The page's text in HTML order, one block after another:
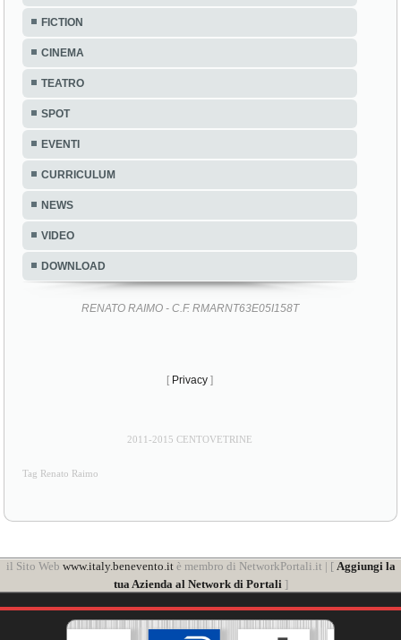
FICTION
CINEMA
TEATRO
SPOT
EVENTI
CURRICULUM
NEWS
VIDEO
DOWNLOAD
RENATO RAIMO - C.F. RMARNT63E05I158T
[ Privacy ]
2011-2015 CENTOVETRINE
Tag Renato Raimo
il Sito Web www.italy.benevento.itè membro di NetworkPortali.it | [ Aggiungi la
tua Azienda al Network di Portali]